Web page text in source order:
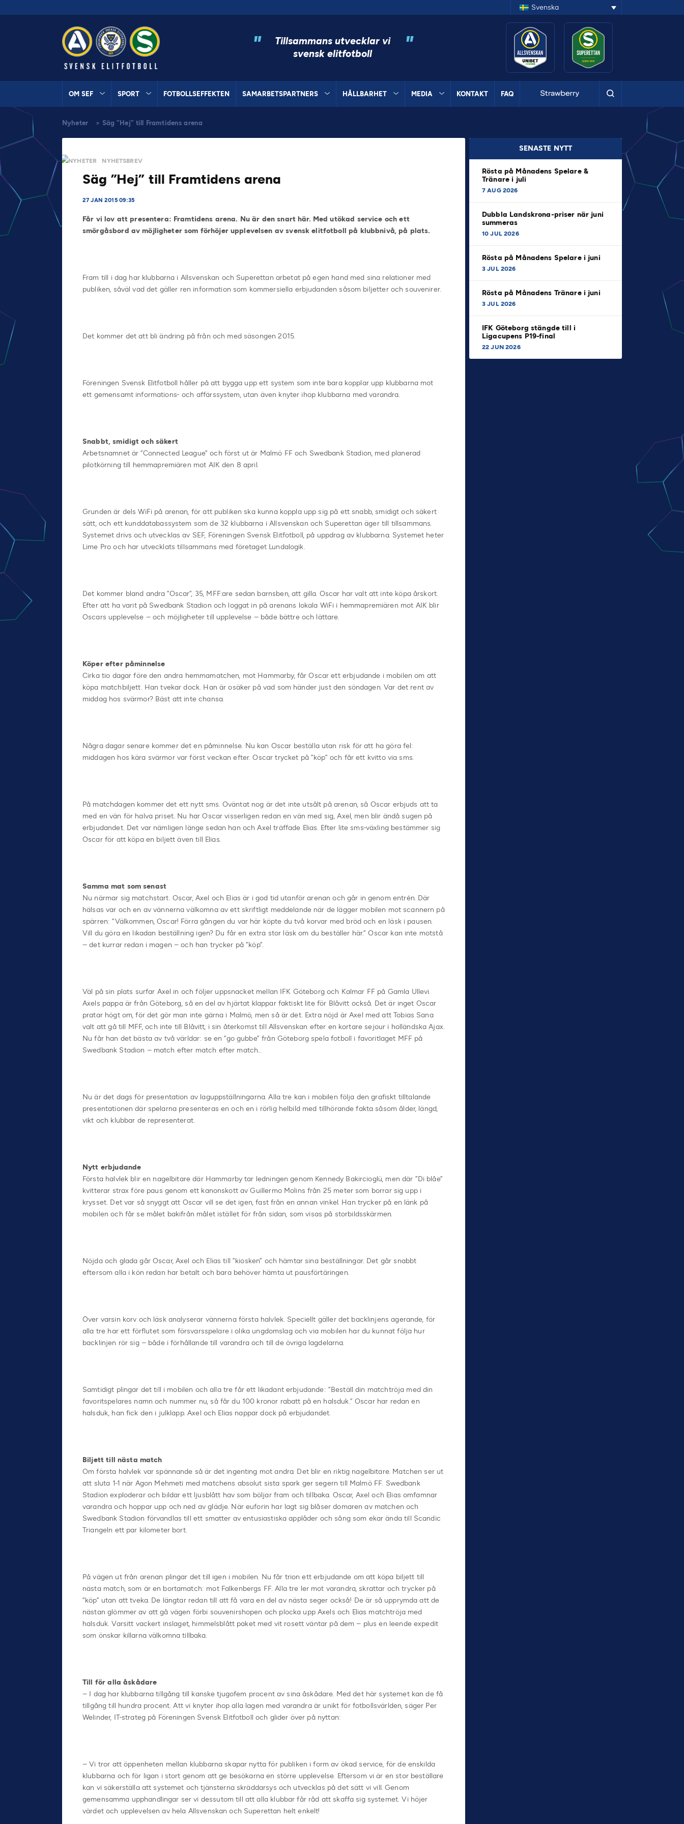
Svenska
"
Tillsammans utvecklar vi
svensk elitfotboll
"
OM SEF SPORT FOTBOLLSEFFEKTEN SAMARBETSPARTNERS HÅLLBARHET MEDIA KONTAKT FAQ
Nyheter > Säg ”Hej” till Framtidens arena
NYHETER NYHETSBREV
Säg ”Hej” till Framtidens arena
27 JAN 2015 09:35
Får vi lov att presentera: Framtidens arena. Nu är den snart här. Med utökad service och ett
smörgåsbord av möjligheter som förhöjer upplevelsen av svensk elitfotboll på klubbnivå, på plats.
Fram till i dag har klubbarna i Allsvenskan och Superettan arbetat på egen hand med sina relationer med
publiken, såväl vad det gäller ren information som kommersiella erbjudanden såsom biljetter och souvenirer.
Det kommer det att bli ändring på från och med säsongen 2015.
Föreningen Svensk Elitfotboll håller på att bygga upp ett system som inte bara kopplar upp klubbarna mot
ett gemensamt informations- och affärssystem, utan även knyter ihop klubbarna med varandra.
Snabbt, smidigt och säkert
Arbetsnamnet är ”Connected League” och först ut är Malmö FF och Swedbank Stadion, med planerad
pilotkörning till hemmapremiären mot AIK den 8 april.
Grunden är dels WiFi på arenan, för att publiken ska kunna koppla upp sig på ett snabb, smidigt och säkert
sätt, och ett kunddatabassystem som de 32 klubbarna i Allsvenskan och Superettan äger till tillsammans.
Systemet drivs och utvecklas av SEF, Föreningen Svensk Elitfotboll, på uppdrag av klubbarna. Systemet heter
Lime Pro och har utvecklats tillsammans med företaget Lundalogik.
Det kommer bland andra ”Oscar”, 35, MFF:are sedan barnsben, att gilla. Oscar har valt att inte köpa årskort.
Efter att ha varit på Swedbank Stadion och loggat in på arenans lokala WiFi i hemmapremiären mot AIK blir
Oscars upplevelse – och möjligheter till upplevelse – både bättre och lättare.
Köper efter påminnelse
Cirka tio dagar före den andra hemmamatchen, mot Hammarby, får Oscar ett erbjudande i mobilen om att
köpa matchbiljett. Han tvekar dock. Han är osäker på vad som händer just den söndagen. Var det rent av
middag hos svärmor? Bäst att inte chansa.
Några dagar senare kommer det en påminnelse. Nu kan Oscar beställa utan risk för att ha göra fel:
middagen hos kära svärmor var först veckan efter. Oscar trycket på ”köp” och får ett kvitto via sms.
På matchdagen kommer det ett nytt sms. Oväntat nog är det inte utsålt på arenan, så Oscar erbjuds att ta
med en vän för halva priset. Nu har Oscar visserligen redan en vän med sig, Axel, men blir ändå sugen på
erbjudandet. Det var nämligen länge sedan han och Axel träffade Elias. Efter lite sms-växling bestämmer sig
Oscar för att köpa en biljett även till Elias.
Samma mat som senast
Nu närmar sig matchstart. Oscar, Axel och Elias är i god tid utanför arenan och går in genom entrén. Där
hälsas var och en av vännerna välkomna av ett skriftligt meddelande när de lägger mobilen mot scannern på
spärren: ”Välkommen, Oscar! Förra gången du var här köpte du två korvar med bröd och en läsk i pausen.
Vill du göra en likadan beställning igen? Du får en extra stor läsk om du beställer här.” Oscar kan inte motstå
– det kurrar redan i magen – och han trycker på ”köp”.
Väl på sin plats surfar Axel in och följer uppsnacket mellan IFK Göteborg och Kalmar FF på Gamla Ullevi.
Axels pappa är från Göteborg, så en del av hjärtat klappar faktiskt lite för Blåvitt också. Det är inget Oscar
pratar högt om, för det gör man inte gärna i Malmö, men så är det. Extra nöjd är Axel med att Tobias Sana
valt att gå till MFF, och inte till Blåvitt, i sin återkomst till Allsvenskan efter en kortare sejour i holländska Ajax.
Nu får han det bästa av två världar: se en ”go gubbe” från Göteborg spela fotboll i favoritlaget MFF på
Swedbank Stadion – match efter match efter match…
Nu är det dags för presentation av laguppställningarna. Alla tre kan i mobilen följa den grafiskt tilltalande
presentationen där spelarna presenteras en och en i rörlig helbild med tillhörande fakta såsom ålder, längd,
vikt och klubbar de representerat.
Nytt erbjudande
Första halvlek blir en nagelbitare där Hammarby tar ledningen genom Kennedy Bakircioglü, men där ”Di blåe”
kvitterar strax före paus genom ett kanonskott av Guillermo Molins från 25 meter som borrar sig upp i
krysset. Det var så snyggt att Oscar vill se det igen, fast från en annan vinkel. Han trycker på en länk på
mobilen och får se målet bakifrån målet istället för från sidan, som visas på storbildsskärmen.
Nöjda och glada går Oscar, Axel och Elias till ”kiosken” och hämtar sina beställningar. Det går snabbt
eftersom alla i kön redan har betalt och bara behöver hämta ut pausförtäringen.
Över varsin korv och läsk analyserar vännerna första halvlek. Speciellt gäller det backlinjens agerande, för
alla tre har ett förflutet som försvarsspelare i olika ungdomslag och via mobilen har du kunnat följa hur
backlinjen rör sig – både i förhållande till varandra och till de övriga lagdelarna.
Samtidigt plingar det till i mobilen och alla tre får ett likadant erbjudande: ”Beställ din matchtröja med din
favoritspelares namn och nummer nu, så får du 100 kronor rabatt på en halsduk.” Oscar har redan en
halsduk, han fick den i julklapp. Axel och Elias nappar dock på erbjudandet.
Biljett till nästa match
Om första halvlek var spännande så är det ingenting mot andra. Det blir en riktig nagelbitare. Matchen ser ut
att sluta 1-1 när Agon Mehmeti med matchens absolut sista spark ger segern till Malmö FF. Swedbank
Stadion exploderar och bildar ett ljusblått hav som böljar fram och tillbaka. Oscar, Axel och Elias omfamnar
varandra och hoppar upp och ned av glädje. När euforin har lagt sig blåser domaren av matchen och
Swedbank Stadion förvandlas till ett smatter av entusiastiska applåder och sång som ekar ända till Scandic
Triangeln ett par kilometer bort.
På vägen ut från arenan plingar det till igen i mobilen. Nu får trion ett erbjudande om att köpa biljett till
nästa match, som är en bortamatch: mot Falkenbergs FF. Alla tre ler mot varandra, skrattar och trycker på
”köp” utan att tveka. De längtar redan till att få vara en del av nästa seger också! De är så upprymda att de
nästan glömmer av att gå vägen förbi souvenirshopen och plocka upp Axels och Elias matchtröja med
halsduk. Varsitt vackert inslaget, himmelsblått paket med vit rosett väntar på dem – plus en leende expedit
som önskar killarna välkomna tillbaka.
Till för alla åskådare
– I dag har klubbarna tillgång till kanske tjugofem procent av sina åskådare. Med det här systemet kan de få
tillgång till hundra procent. Att vi knyter ihop alla lagen med varandra är unikt för fotbollsvärlden, säger Per
Welinder, IT-strateg på Föreningen Svensk Elitfotboll och glider över på nyttan:
– Vi tror att öppenheten mellan klubbarna skapar nytta för publiken i form av ökad service, för de enskilda
klubbarna och för ligan i stort genom att ge besökarna en större upplevelse. Eftersom vi är en stor beställare
kan vi säkerställa att systemet och tjänsterna skräddarsys och utvecklas på det sätt vi vill. Genom
gemensamma upphandlingar ser vi dessutom till att alla klubbar får råd att skaffa sig systemet. Vi höjer
värdet och upplevelsen av hela Allsvenskan och Superettan helt enkelt!
SENASTE NYTT
Rösta på Månadens Spelare &
Tränare i juli
7 AUG 2026
Dubbla Landskrona-priser när juni
summeras
10 JUL 2026
Rösta på Månadens Spelare i juni
3 JUL 2026
Rösta på Månadens Tränare i juni
3 JUL 2026
IFK Göteborg stängde till i
Ligacupens P19-final
22 JUN 2026